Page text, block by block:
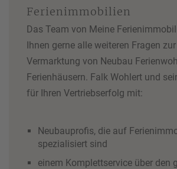
Ferienimmobilien
Das Team von Meine
Ihnen gerne alle weiteren Fragen
Vermarktung von Neubau
Ferienhäusern. Falk Wohlert und
für Ihren Vertriebserfolg mit:
Neubauprofis, die auf
spezialisiert sind
einem Komplettservice über den